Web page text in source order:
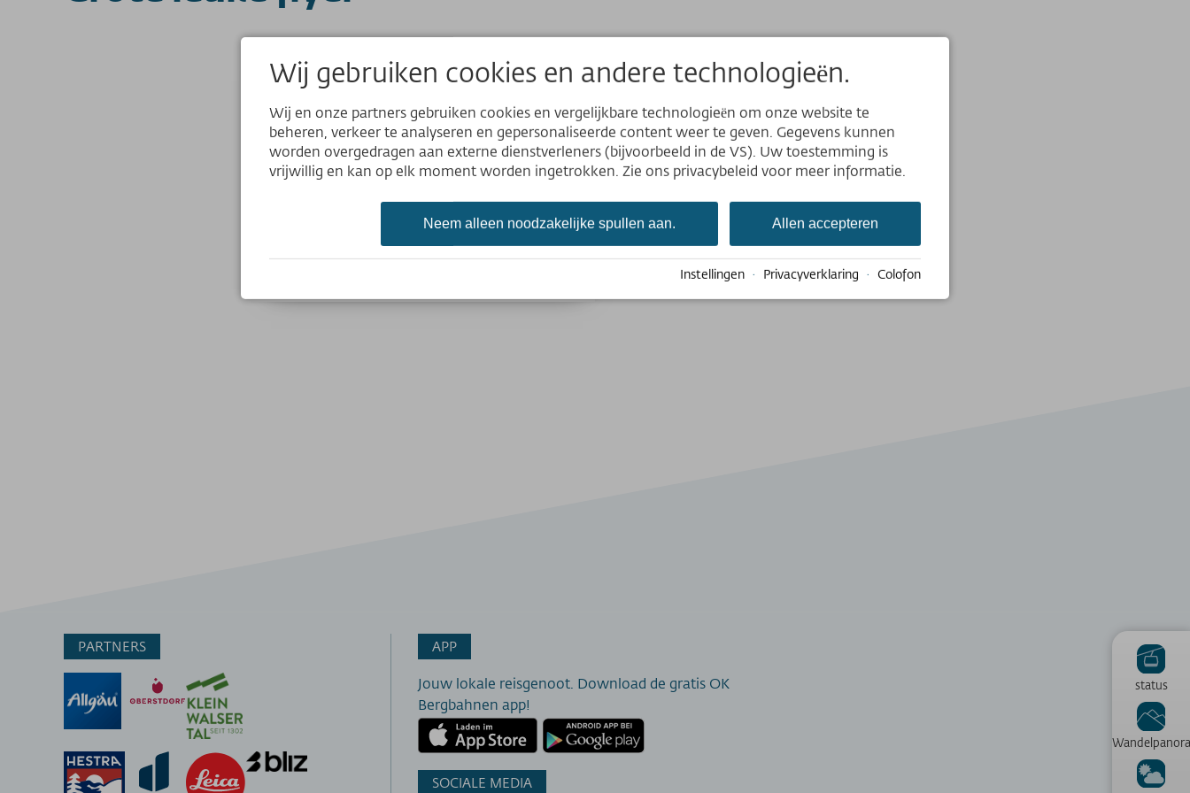
BigFun-Flyer
Download
Größe 800×560px
status
PARTNERS APP
Jouw lokale reisgenoot. Download de gratis OK
Bergbahnen app!
SOCIALE MEDIA
Wij gebruiken cookies en andere technologieën.
Wij en onze partners gebruiken cookies en vergelijkbare technologieën om onze website te
beheren, verkeer te analyseren en gepersonaliseerde content weer te geven. Gegevens kunnen
worden overgedragen aan externe dienstverleners (bijvoorbeeld in de VS). Uw toestemming is
vrijwillig en kan op elk moment worden ingetrokken. Zie ons privacybeleid voor meer informatie.
Allen accepteren
Neem alleen noodzakelijke spullen aan.
Instellingen · Privacyverklaring · Colofon
Website
Deutsch
Nederlands